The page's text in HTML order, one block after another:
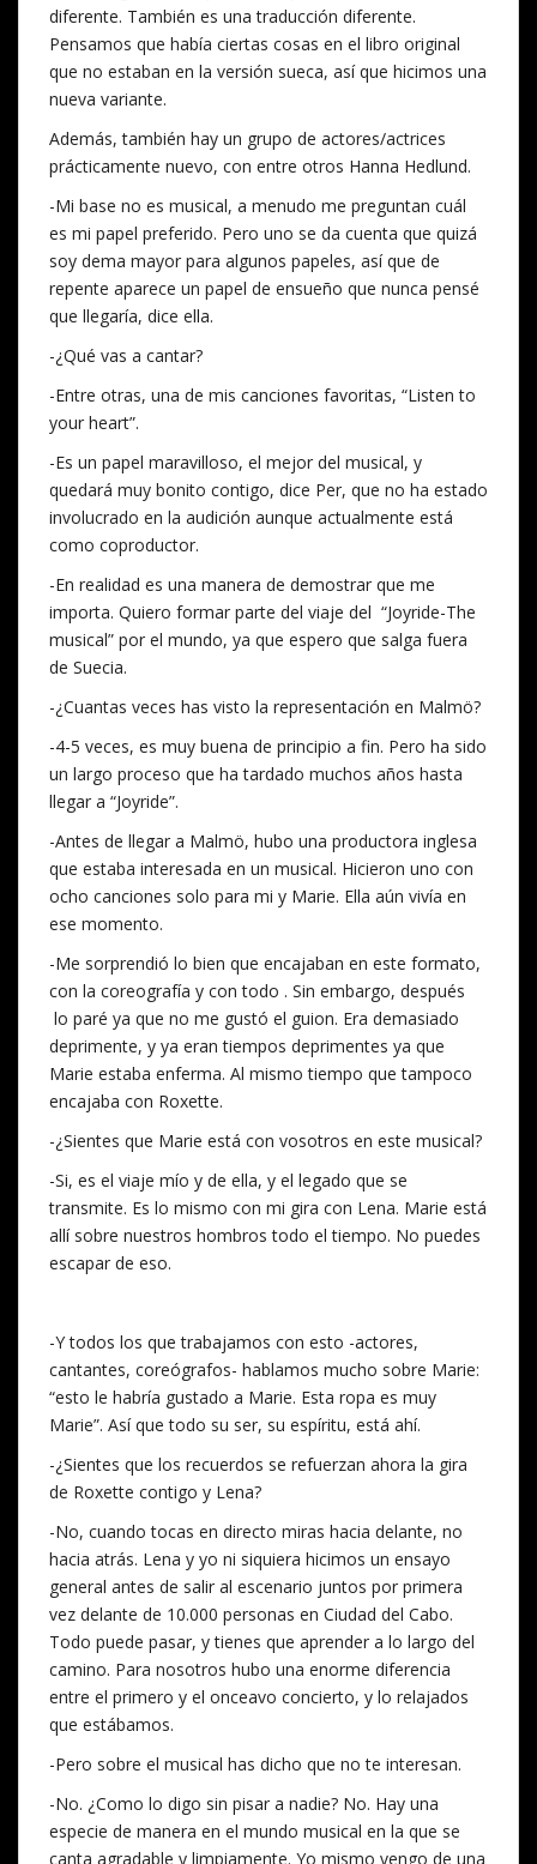
diferente. También es una traducción diferente.
Pensamos que había ciertas cosas en el libro original
que no estaban en la versión sueca, así que hicimos una
nueva variante.
Además, también hay un grupo de actores/actrices
prácticamente nuevo, con entre otros Hanna Hedlund.
-Mi base no es musical, a menudo me preguntan cuál
es mi papel preferido. Pero uno se da cuenta que quizá
soy dema mayor para algunos papeles, así que de
repente aparece un papel de ensueño que nunca pensé
que llegaría, dice ella.
-¿Qué vas a cantar?
-Entre otras, una de mis canciones favoritas, “Listen to
your heart”.
-Es un papel maravilloso, el mejor del musical, y
quedará muy bonito contigo, dice Per, que no ha estado
involucrado en la audición aunque actualmente está
como coproductor.
-En realidad es una manera de demostrar que me
importa. Quiero formar parte del viaje del “Joyride-The
musical” por el mundo, ya que espero que salga fuera
de Suecia.
-¿Cuantas veces has visto la representación en Malmö?
-4-5 veces, es muy buena de principio a fin. Pero ha sido
un largo proceso que ha tardado muchos años hasta
llegar a “Joyride”.
-Antes de llegar a Malmö, hubo una productora inglesa
que estaba interesada en un musical. Hicieron uno con
ocho canciones solo para mi y Marie. Ella aún vivía en
ese momento.
-Me sorprendió lo bien que encajaban en este formato,
con la coreografía y con todo . Sin embargo, después
lo paré ya que no me gustó el guion. Era demasiado
deprimente, y ya eran tiempos deprimentes ya que
Marie estaba enferma. Al mismo tiempo que tampoco
encajaba con Roxette.
-¿Sientes que Marie está con vosotros en este musical?
-Si, es el viaje mío y de ella, y el legado que se
transmite. Es lo mismo con mi gira con Lena. Marie está
allí sobre nuestros hombros todo el tiempo. No puedes
escapar de eso.
-Y todos los que trabajamos con esto -actores,
cantantes, coreógrafos- hablamos mucho sobre Marie:
“esto le habría gustado a Marie. Esta ropa es muy
Marie”. Así que todo su ser, su espíritu, está ahí.
-¿Sientes que los recuerdos se refuerzan ahora la gira
de Roxette contigo y Lena?
-No, cuando tocas en directo miras hacia delante, no
hacia atrás. Lena y yo ni siquiera hicimos un ensayo
general antes de salir al escenario juntos por primera
vez delante de 10.000 personas en Ciudad del Cabo.
Todo puede pasar, y tienes que aprender a lo largo del
camino. Para nosotros hubo una enorme diferencia
entre el primero y el onceavo concierto, y lo relajados
que estábamos.
-Pero sobre el musical has dicho que no te interesan.
-No. ¿Como lo digo sin pisar a nadie? No. Hay una
especie de manera en el mundo musical en la que se
canta agradable y limpiamente. Yo mismo vengo de una